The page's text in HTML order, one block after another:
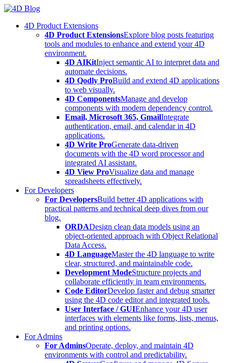
Skip
content4D Product Extensions
4D Product ExtensionsExplore blog posts featuring
tools and modules to enhance and extend your 4D
environment.
4D AIKitInject semantic AI to interpret data and
automate decisions.
4D Qodly ProBuild and extend 4D applications
to web visually.
4D ComponentsManage and develop
components with modern dependency control.
Email, Microsoft 365, GmailIntegrate
authentication, email, and calendar in 4D
applications.
4D Write ProGenerate data-driven
documents with the 4D word processor and
integrated AI assistant.
4D View ProVisualize data and manage
spreadsheets effectively.
For Developers
For DevelopersBuild better 4D applications with
practical patterns and technical deep dives from our
blog.
ORDADesign clean data models using an
object-oriented approach with Object Relational
Data Access.
4D LanguageMaster the 4D language to write
clear, structured, and maintainable code.
Development ModeStructure projects and
collaborate efficiently in team environments.
Code EditorDevelop faster and debug smarter
using the 4D code editor and integrated tools.
User Interface / GUIEnhance your 4D user
interfaces with elements like forms, lists, menus,
and printing options.
For Admins
For AdminsOperate, deploy, and maintain 4D
environments with control and predictability.